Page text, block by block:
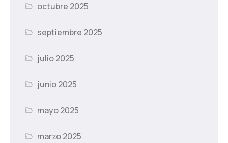
octubre 2025
septiembre 2025
julio 2025
junio 2025
mayo 2025
marzo 2025